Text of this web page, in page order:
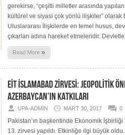
gerekirse, “çeşitli milletler arasında
kültürel ve siyasi çok yönlü ilişkiler” olarak
Uluslararası İlişkilerde en temel husus,
çıkarları adına hareket etmeleridir.
Read More »
EİT İSLAMABAD ZİRVESİ: JEOPOLİTİK
AZERBAYCAN’IN KATKILARI
UPA-ADMIN MART 30, 2017 0
Pakistan’ın başkentinde Ekonomik İşbirliği
13. zirvesi yapıldı. Etkinliğe ilgi büyük